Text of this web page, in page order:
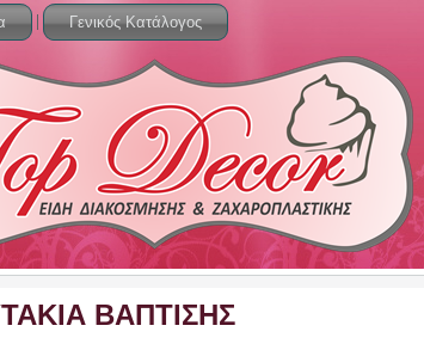
Γενικός Κατάλογος
ΒΑΠΤΙΣΗΣ